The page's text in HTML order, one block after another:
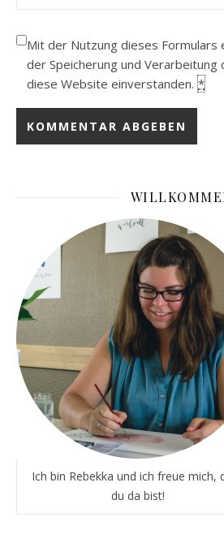
Mit der Nutzung dieses Formulars
der Speicherung und Verarbeitung
diese Website einverstanden. *
Ich bin Rebekka und ich freue mich,
du da bist!